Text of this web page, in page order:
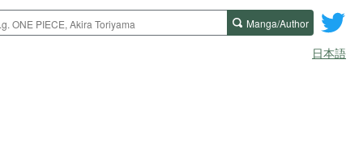
Manga/Author
日本語